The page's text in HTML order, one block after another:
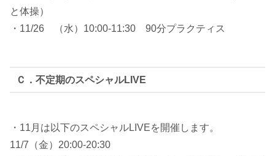
と体操）
・11/26 （水）10:00-11:30 90分プラクティス
Ｃ．不定期のスペシャルLIVE
・11月は以下のスペシャルLIVEを開催します。
11/7（金）20:00-20:30